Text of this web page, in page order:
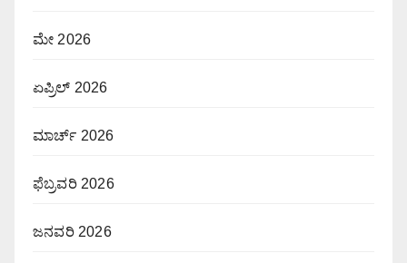
ಮೇ 2026
ಏಪ್ರಿಲ್ 2026
ಮಾರ್ಚ್ 2026
ಫೆಬ್ರವರಿ 2026
ಜನವರಿ 2026